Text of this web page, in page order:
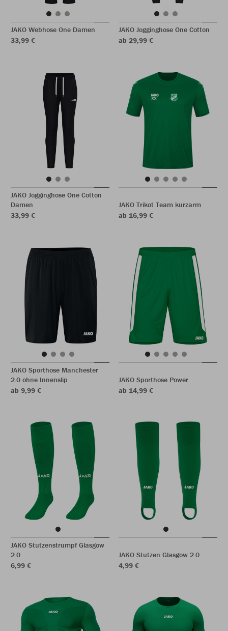
JAKO Webhose One Damen
33,99 €
JAKO Jogginghose One Cotton
ab 29,99 €
JAKO Jogginghose One Cotton
Damen
33,99 €
JAKO Trikot Team kurzarm
ab 16,99 €
JAKO Sporthose Manchester
2.0 ohne Innenslip
ab 9,99 €
JAKO Sporthose Power
ab 14,99 €
JAKO Stutzenstrumpf Glasgow
2.0
6,99 €
JAKO Stutzen Glasgow 2.0
4,99 €